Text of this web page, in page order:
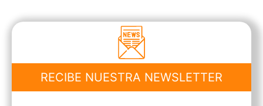
RECIBE NUESTRA NEWSLETTER